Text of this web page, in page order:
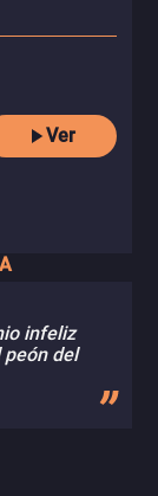
Ver
infeliz
del